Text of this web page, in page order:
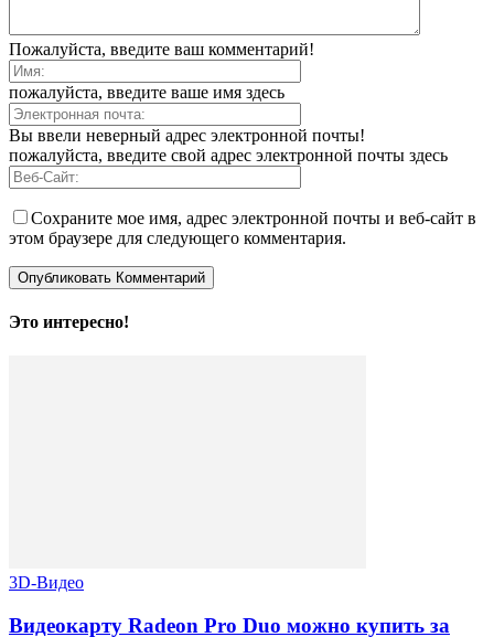
Пожалуйста, введите ваш комментарий!
пожалуйста, введите ваше имя здесь
Вы ввели неверный адрес электронной почты!
пожалуйста, введите свой адрес электронной почты здесь
Сохраните мое имя, адрес электронной почты и веб-сайт в
этом браузере для следующего комментария.
Это интересно!
3D-Видео
Видеокарту Radeon Pro Duo можно купить за